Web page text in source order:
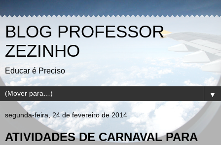
BLOG PROFESSOR
ZEZINHO
Educar é Preciso
▼
segunda-feira, 24 de fevereiro de 2014
ATIVIDADES DE CARNAVAL PARA